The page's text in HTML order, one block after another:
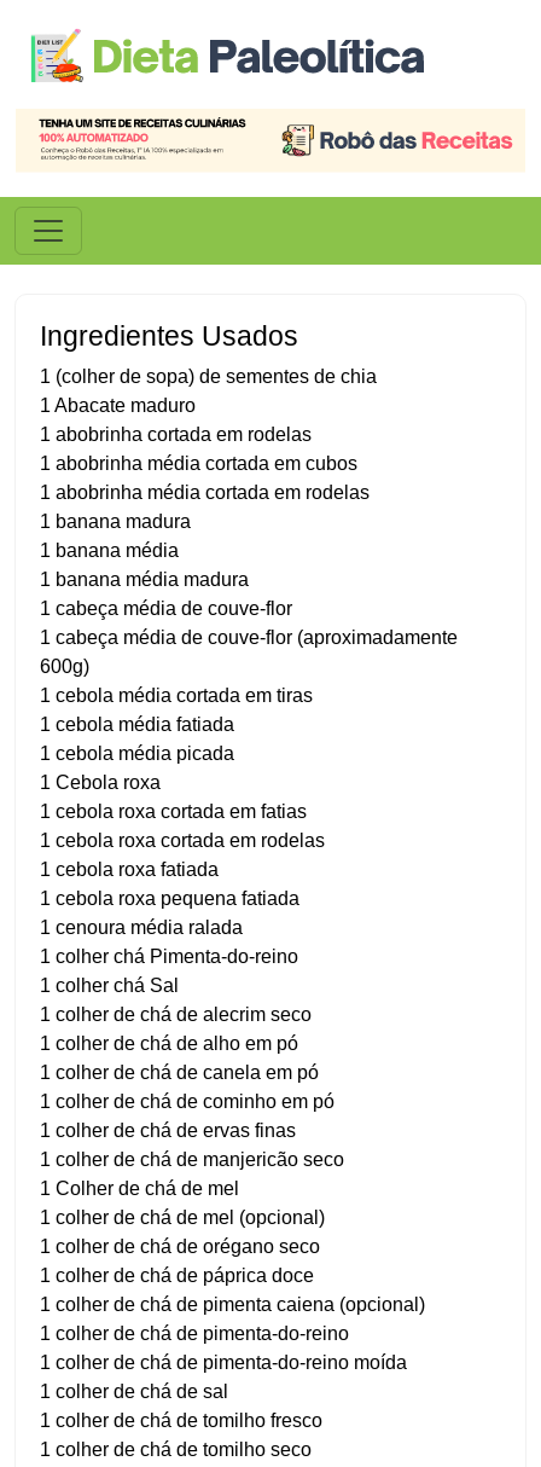
Ingredientes Usados
1 (colher de sopa) de sementes de chia
1 Abacate maduro
1 abobrinha cortada em rodelas
1 abobrinha média cortada em cubos
1 abobrinha média cortada em rodelas
1 banana madura
1 banana média
1 banana média madura
1 cabeça média de couve-flor
1 cabeça média de couve-flor (aproximadamente
600g)
1 cebola média cortada em tiras
1 cebola média fatiada
1 cebola média picada
1 Cebola roxa
1 cebola roxa cortada em fatias
1 cebola roxa cortada em rodelas
1 cebola roxa fatiada
1 cebola roxa pequena fatiada
1 cenoura média ralada
1 colher chá Pimenta-do-reino
1 colher chá Sal
1 colher de chá de alecrim seco
1 colher de chá de alho em pó
1 colher de chá de canela em pó
1 colher de chá de cominho em pó
1 colher de chá de ervas finas
1 colher de chá de manjericão seco
1 Colher de chá de mel
1 colher de chá de mel (opcional)
1 colher de chá de orégano seco
1 colher de chá de páprica doce
1 colher de chá de pimenta caiena (opcional)
1 colher de chá de pimenta-do-reino
1 colher de chá de pimenta-do-reino moída
1 colher de chá de sal
1 colher de chá de tomilho fresco
1 colher de chá de tomilho seco